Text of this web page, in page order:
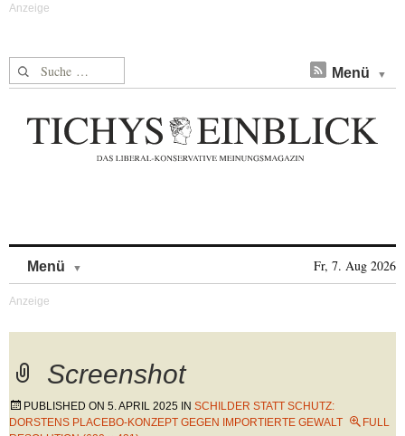
Suche nach: Menü
Menü Fr, 7. Aug 2026
Screenshot
PUBLISHED ON 5. APRIL 2025 IN SCHILDER STATT SCHUTZ:
DORSTENS PLACEBO-KONZEPT GEGEN IMPORTIERTE GEWALT
FULL